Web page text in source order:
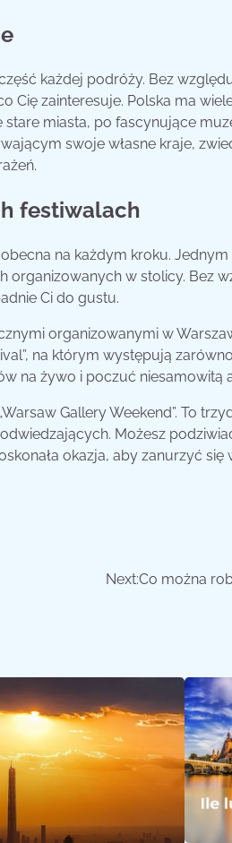
każdej podróży. Bez
Cię zainteresuje. Polska ma
miasta, po fascynujące
swoje własne kraje,
festiwalach
na każdym kroku.
organizowanych w stolicy. Bez
Ci do gustu.
organizowanymi w
na którym występują
na żywo i poczuć niesamowitą
Gallery Weekend”. To
Możesz
okazja, aby zanurzyć
Next:Co można